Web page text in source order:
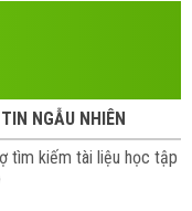
TIN NGẪU NHIÊN
tìm kiếm tài liệu học tập